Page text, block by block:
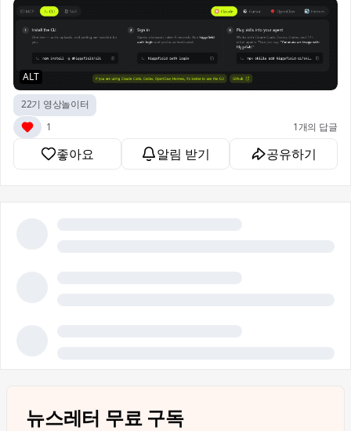
ALT
22기 영상놀이터
1
1개의 답글
좋아요 알림 받기 공유하기
뉴스레터 무료 구독